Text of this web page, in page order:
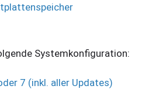
Systemkonfiguration:
7 (inkl. aller Updates)